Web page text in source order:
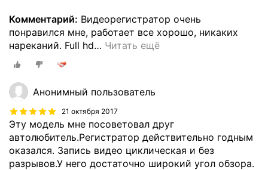
Комментарий: Видеорегистратор очень
понравился мне, работает все хорошо, никаких
нареканий. Full hd… Читать ещё
Анонимный пользователь
21 октября 2017
Эту модель мне посоветовал друг
автолюбитель.Регистратор действительно годным
оказался. Запись видео циклическая и без
разрывов.У него достаточно широкий угол обзора.